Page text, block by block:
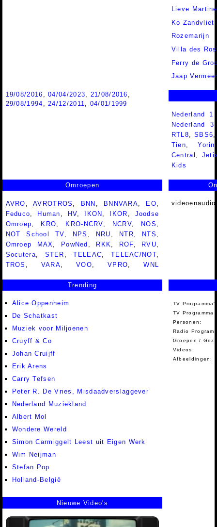
Lieve Martine
Ko Zandvliet
Rozemarijn
Villa des
Ferry de
Jaap
19/08/2016 ,04/04/2023, 21/08/2016 ,
29/08/1994 ,24/12/2011, 04/01/1999
Nederland
Nederland
RTL8 ,SBS6
Tien ,Yorin
Central
Kids
Omroepen
AVRO ,AVROTROS , BNN , BNNVARA, EO,
Feduco, Human , HV, IKON , IKOR , Joodse
Omroep, KRO, KRO-NCRV, NCRV, NOS ,
NOT School TV, NPS , NRU , NTR, NTS ,
Omroep MAX, PowNed , RKK, ROF, RVU,
Socutera, STER ,TELEAC, TELEAC/NOT,
TROS , VARA,VOO,VPRO,WNL
Trending
Alice Oppenheim
De Schatkast
Muziek voor Miljoenen
Cruyff & Co
Johan Cruijff
Erik Arens
Carry Tefsen
Peter R. De Vries, Misdaadverslaggever
Nederland Muziekland
Albert Mol
Wondere Wereld
Simon Carmiggelt Leest uit Eigen Werk
Wim Neijman
Stefan Pop
Holland-België
TV
TV Programma
Personen:
Radio
Groepen /
Videos:
Afbeeldingen:
Nieuwe Video's